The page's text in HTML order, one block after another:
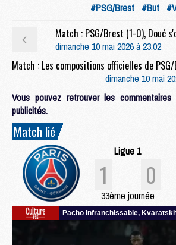
#PSG/Brest #But
dimanche 10 mai 2026 à 23:02
dimanche 10 mai
Vous pouvez retrouver les
publicités.
Match lié
Ligue 1
1 0
33ème journée